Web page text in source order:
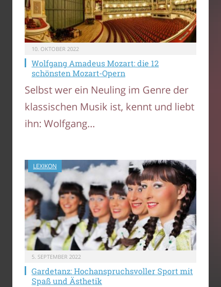
10. OKTOBER 2022
Wolfgang Amadeus Mozart: die 12
schönsten Mozart-Opern
Selbst wer ein Neuling im Genre der
klassischen Musik ist, kennt und liebt
ihn: Wolfgang…
LEXIKON
5. SEPTEMBER 2022
Gardetanz: Hochanspruchsvoller Sport mit
Spaß und Ästhetik